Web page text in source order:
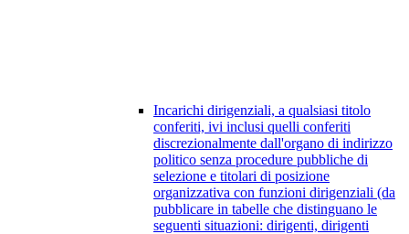
Incarichi dirigenziali, a qualsiasi titolo
conferiti, ivi inclusi quelli conferiti
discrezionalmente dall'organo di indirizzo
politico senza procedure pubbliche di
selezione e titolari di posizione
organizzativa con funzioni dirigenziali (da
pubblicare in tabelle che distinguano le
seguenti situazioni: dirigenti, dirigenti